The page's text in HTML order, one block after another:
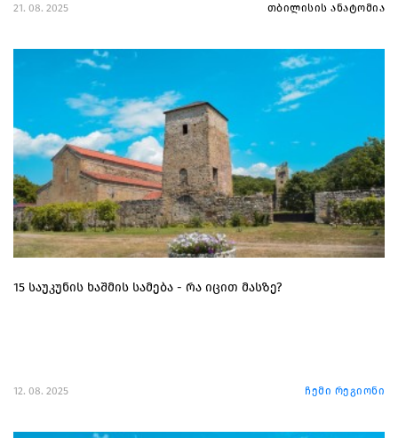
21. 08. 2025 თბილისის ანატომია
15 საუკუნის ხაშმის სამება - რა იცით მასზე?
12. 08. 2025 ჩემი რეგიონი